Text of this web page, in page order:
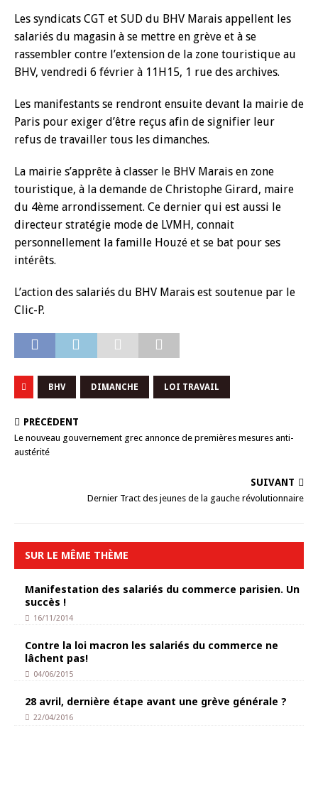
Les syndicats CGT et SUD du BHV Marais appellent les
salariés du magasin à se mettre en grève et à se
rassembler contre l’extension de la zone touristique au
BHV, vendredi 6 février à 11H15, 1 rue des archives.
Les manifestants se rendront ensuite devant la mairie de
Paris pour exiger d’être reçus afin de signifier leur
refus de travailler tous les dimanches.
La mairie s’apprête à classer le BHV Marais en zone
touristique, à la demande de Christophe Girard, maire
du 4ème arrondissement. Ce dernier qui est aussi le
directeur stratégie mode de LVMH, connait
personnellement la famille Houzé et se bat pour ses
intérêts.
L’action des salariés du BHV Marais est soutenue par le
Clic-P.
BHV DIMANCHE LOI TRAVAIL
PRÉCÉDENT
Le nouveau gouvernement grec annonce de premières mesures anti-
austérité
SUIVANT
Dernier Tract des jeunes de la gauche révolutionnaire
SUR LE MÊME THÈME
Manifestation des salariés du commerce parisien. Un
succès !
16/11/2014
Contre la loi macron les salariés du commerce ne
lâchent pas!
04/06/2015
28 avril, dernière étape avant une grève générale ?
22/04/2016